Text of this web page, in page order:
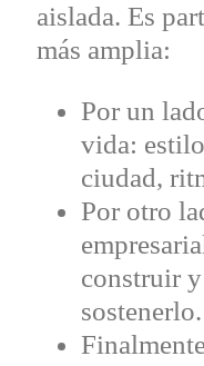
aislada. Es
más amplia:
Por un
vida:
ciudad,
Por otro
construir
sostenerlo.